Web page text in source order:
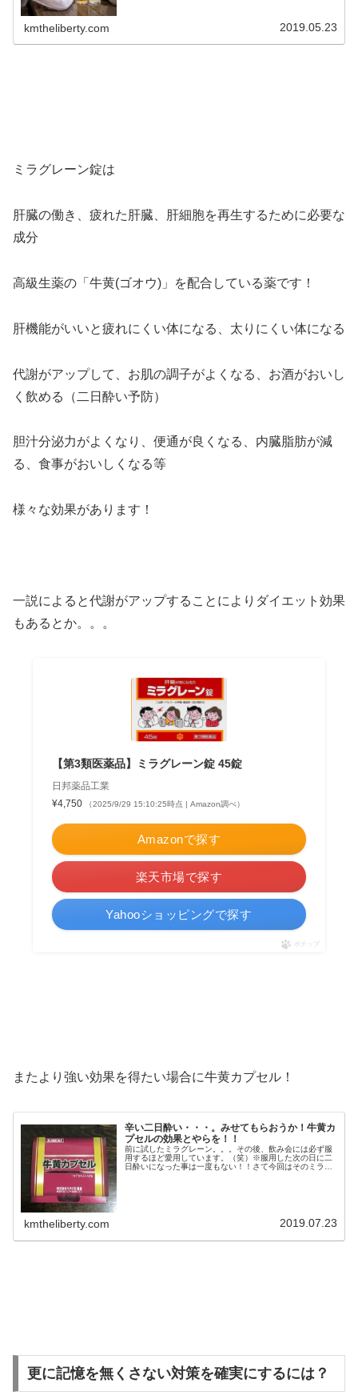
kmtheliberty.com 2019.05.23
ミラグレーン錠は
肝臓の働き、疲れた肝臓、肝細胞を再生するために必要な
成分
高級生薬の「牛黄(ゴオウ)」を配合している薬です！
肝機能がいいと疲れにくい体になる、太りにくい体になる
代謝がアップして、お肌の調子がよくなる、お酒がおいし
く飲める（二日酔い予防）
胆汁分泌力がよくなり、便通が良くなる、内臓脂肪が減
る、食事がおいしくなる等
様々な効果があります！
一説によると代謝がアップすることによりダイエット効果
もあるとか。。。
【第3類医薬品】ミラグレーン錠 45錠
日邦薬品工業
¥4,750
（2025/9/29 15:10:25時点 | Amazon調べ）
Amazonで探す
楽天市場で探す
Yahooショッピングで探す
ポチップ
またより強い効果を得たい場合に牛黄カプセル！
辛い二日酔い・・・。みせてもらおうか！牛黄カ
プセルの効果とやらを！！
前に試したミラグレーン。。。その後、飲み会には必ず服
用するほど愛用しています。（笑）※服用した次の日に二
日酔いになった事は一度もない！！さて今回はそのミラグ
kmtheliberty.com 2019.07.23
更に記憶を無くさない対策を確実にするには？